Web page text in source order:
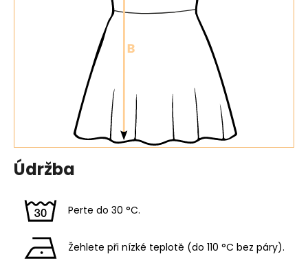
Údržba
Perte do 30 °C.
Žehlete při nízké teplotě (do 110 °C bez páry).